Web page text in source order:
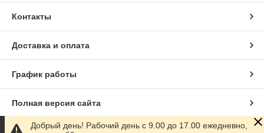
Контакты
Доставка и оплата
График работы
Полная версия сайта
Добрый день! Рабочий день с 9.00 до 17.00 ежедневно,